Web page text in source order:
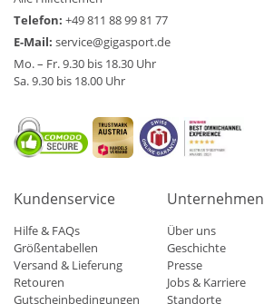
Telefon: +49 811 88 99 81 77
E-Mail: service@gigasport.de
Mo. – Fr. 9.30 bis 18.30 Uhr
Sa. 9.30 bis 18.00 Uhr
Kundenservice
Hilfe & FAQs
Größentabellen
Versand & Lieferung
Retouren
Gutscheinbedingungen
Unternehmen
Über uns
Geschichte
Presse
Jobs & Karriere
Standorte